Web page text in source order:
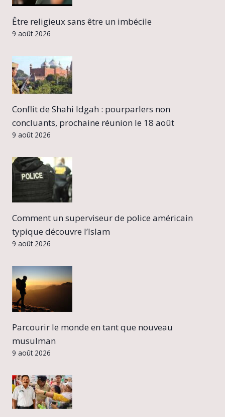
Être religieux sans être un imbécile
9 août 2026
Conflit de Shahi Idgah : pourparlers non
concluants, prochaine réunion le 18 août
9 août 2026
Comment un superviseur de police américain
typique découvre l’Islam
9 août 2026
Parcourir le monde en tant que nouveau
musulman
9 août 2026